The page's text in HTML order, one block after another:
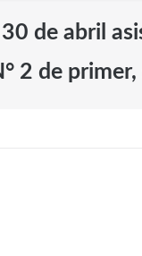
de abril
2 de